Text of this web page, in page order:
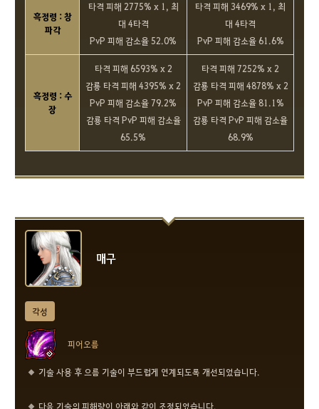
흑정령 : 창
파각
타격 피해 2775% x 1, 최
대 4타격
PvP 피해 감소율 52.0%
타격 피해 3469% x 1, 최
대 4타격
PvP 피해 감소율 61.6%
흑정령 : 수
장
타격 피해 6593% x 2
감룡 타격 피해 4395% x 2
PvP 피해 감소율 79.2%
감룡 타격 PvP 피해 감소율
65.5%
타격 피해 7252% x 2
감룡 타격 피해 4878% x 2
PvP 피해 감소율 81.1%
감룡 타격 PvP 피해 감소율
68.9%
매구
각성
피어오름
기술 사용 후 으름 기술이 부드럽게 연계되도록 개선되었습니다.
다음 기술의 피해량이 아래와 같이 조정되었습니다.